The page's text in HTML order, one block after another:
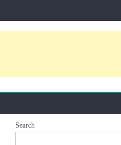
Search